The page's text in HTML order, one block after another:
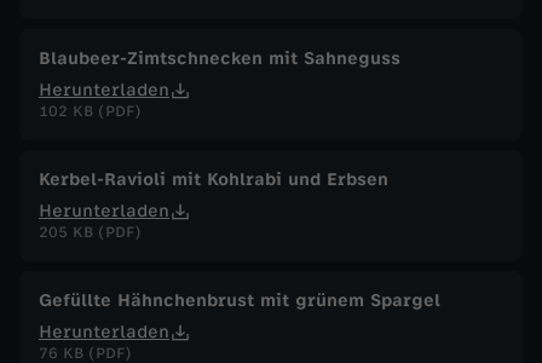
Blaubeer-Zimtschnecken mit Sahneguss
Herunterladen
102 KB (PDF)
Kerbel-Ravioli mit Kohlrabi und Erbsen
Herunterladen
205 KB (PDF)
Gefüllte Hähnchenbrust mit grünem Spargel
Herunterladen
76 KB (PDF)